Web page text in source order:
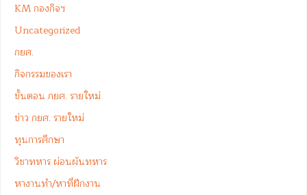
KM กองกิจฯ
Uncategorized
กยศ.
กิจกรรมของเรา
ขั้นตอน กยศ. รายใหม่
ข่าว กยศ. รายใหม่
ทุนการศึกษา
วิชาทหาร ผ่อนผันทหาร
หางานทำ/หาที่ฝึกงาน